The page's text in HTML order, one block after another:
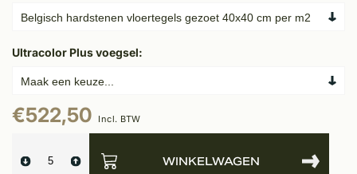
Ultracolor Plus voegsel:
€522,50 Incl. BTW
WINKELWAGEN